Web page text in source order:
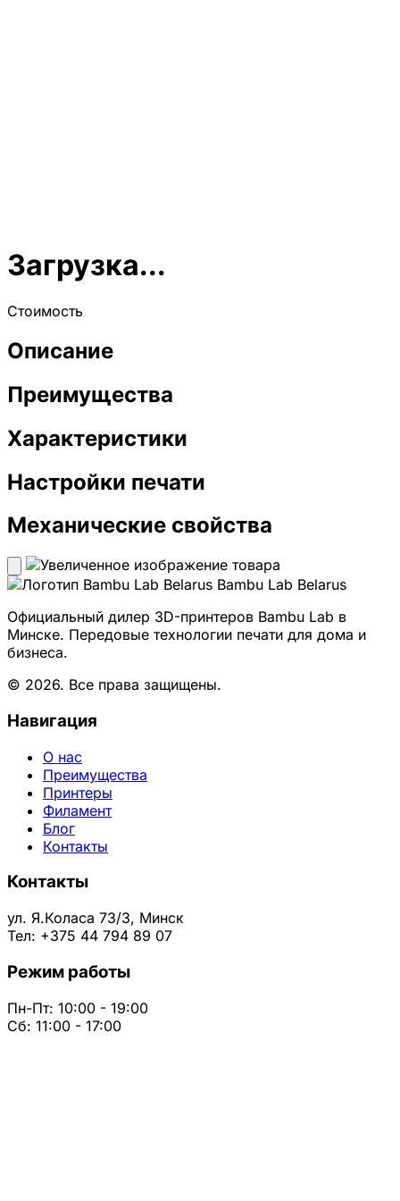
Загрузка...
Стоимость
Описание
Преимущества
Характеристики
Настройки печати
Механические свойства
Bambu Lab Belarus
Официальный дилер 3D-принтеров Bambu Lab в
Минске. Передовые технологии печати для дома и
бизнеса.
© 2026. Все права защищены.
Навигация
О нас
Преимущества
Принтеры
Филамент
Блог
Контакты
Контакты
ул. Я.Коласа 73/3, Минск
Тел: +375 44 794 89 07
Режим работы
Пн-Пт: 10:00 - 19:00
Сб: 11:00 - 17:00